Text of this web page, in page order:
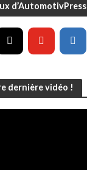
d’AutomotivPress
dernière vidéo !